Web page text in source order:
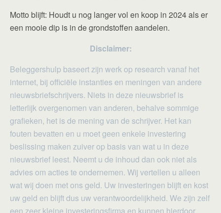
Motto blijft: Houdt u nog langer vol en koop in 2024 als er
een mooie dip is in de grondstoffen aandelen.
Disclaimer:
Beleggershulp baseert zijn werk op research vanaf het
internet, bij officiële instanties en meningen van andere
nieuwsbriefschrijvers. Niets in deze nieuwsbrief is
letterlijk overgenomen van anderen, behalve sommige
grafieken, het is de mening van de schrijver. Het kan
fouten bevatten en u moet geen enkele investering
beslissing maken zuiver op basis van wat u in deze
nieuwsbrief leest. Neemt u de inhoud dan ook niet als
advies om acties te ondernemen. Wij vertellen u alleen
wat wij doen met ons geld. Uw investeringen blijft en kost
uw geld en blijft dus uw verantwoordelijkheid. We zijn zelf
een zeer kleine investeringsfirma en kunnen hierdoor